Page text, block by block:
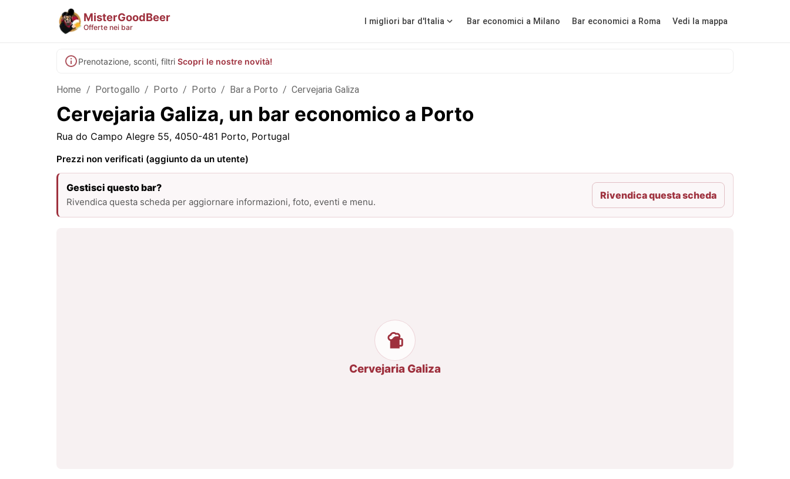
MisterGoodBeer
Offerte nei bar
I migliori bar d'Italia Bar economici a Milano Bar economici a Roma Vedi la mappa
Prenotazione, sconti, filtri Scopri le nostre novità!
Home / Portogallo / Porto / Porto / Bar a Porto / Cervejaria Galiza
Cervejaria Galiza, un bar economico a Porto
Rua do Campo Alegre 55, 4050-481 Porto, Portugal
Prezzi non verificati (aggiunto da un utente)
Gestisci questo bar?
Rivendica questa scheda per aggiornare informazioni, foto, eventi e menu.
Rivendica questa scheda
Cervejaria Galiza